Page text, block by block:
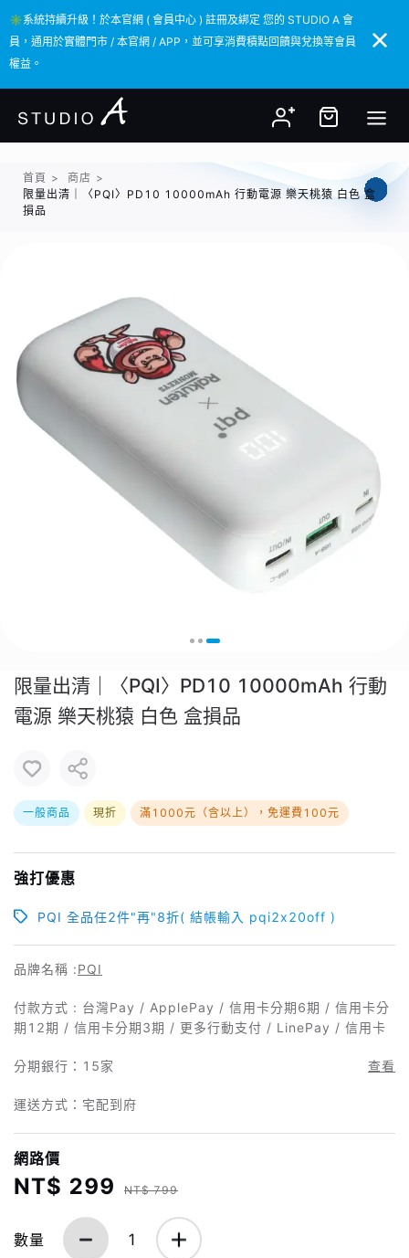
✳️系統持續升級！於本官網 ( 會員中心 ) 註冊及綁定 您的 STUDIO A 會
員，通用於實體門市 / 本官網 / APP，並可享消費積點回饋與兌換等會員
權益。
✳️系統持續升級！於本官網 ( 會員中心 ) 註冊及綁定 您的 STUDIO A 會
員，通用於實體門市 / 本官網 / APP，並可享消費積點回饋與兌換等會員
權益。
首頁 > 商店 >
限量出清｜〈PQI〉PD10 10000mAh 行動電源 樂天桃猿 白色 盒
損品
限量出清｜〈PQI〉PD10 10000mAh 行動
電源 樂天桃猿 白色 盒損品
一般商品 現折 滿1000元（含以上），免運費100元
強打優惠
PQI 全品任2件"再"8折( 結帳輸入 pqi2x20off )
品牌名稱 :PQI
付款方式 : 台灣Pay / ApplePay / 信用卡分期6期 / 信用卡分
期12期 / 信用卡分期3期 / 更多行動支付 / LinePay / 信用卡
分期銀行： 15家 查看
運送方式：宅配到府
網路價
NT$ 299 NT$ 799
數量 1